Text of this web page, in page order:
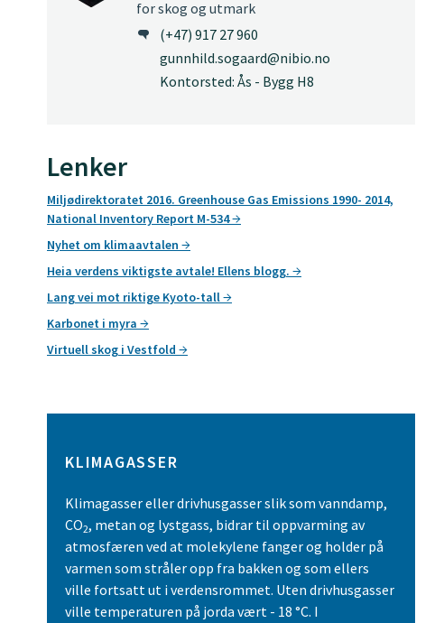
for skog og utmark
(+47) 917 27 960
gunnhild.sogaard@nibio.no
Kontorsted: Ås - Bygg H8
Lenker
Miljødirektoratet 2016. Greenhouse Gas Emissions 1990- 2014,
National Inventory Report M-534
Nyhet om klimaavtalen
Heia verdens viktigste avtale! Ellens blogg.
Lang vei mot riktige Kyoto-tall
Karbonet i myra
Virtuell skog i Vestfold
KLIMAGASSER
Klimagasser eller drivhusgasser slik som vanndamp,
CO2, metan og lystgass, bidrar til oppvarming av
atmosfæren ved at molekylene fanger og holder på
varmen som stråler opp fra bakken og som ellers
ville fortsatt ut i verdensrommet. Uten drivhusgasser
ville temperaturen på jorda vært - 18 °C. I